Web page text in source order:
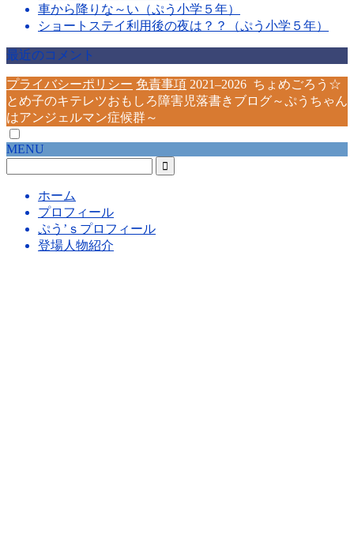
車から降りな～い（ぷう小学５年）
ショートステイ利用後の夜は？？（ぷう小学５年）
最近のコメント
プライバシーポリシー 免責事項 2021–2026 ちょめごろう☆
とめ子のキテレツおもしろ障害児落書きブログ～ぷうちゃん
はアンジェルマン症候群～
MENU
ホーム
プロフィール
ぷう’ｓプロフィール
登場人物紹介